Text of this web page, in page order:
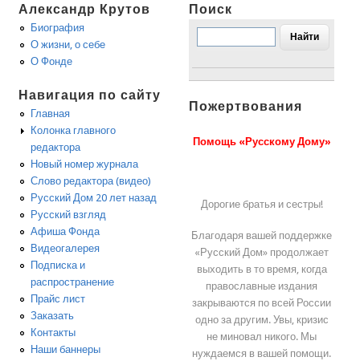
Александр Крутов
Биография
О жизни, о себе
О Фонде
Навигация по сайту
Главная
Колонка главного
редактора
Новый номер журнала
Слово редактора (видео)
Русский Дом 20 лет назад
Русский взгляд
Афиша Фонда
Видеогалерея
Подписка и
распространение
Прайс лист
Заказать
Контакты
Наши баннеры
Поиск
Пожертвования
Помощь «Русскому Дому»
Дорогие братья и сестры!
Благодаря вашей поддержке
«Русский Дом» продолжает
выходить в то время, когда
православные издания
закрываются по всей России
одно за другим. Увы, кризис
не миновал никого. Мы
нуждаемся в вашей помощи.